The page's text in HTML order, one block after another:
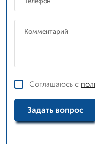
Соглашаюсь с
Задать вопрос